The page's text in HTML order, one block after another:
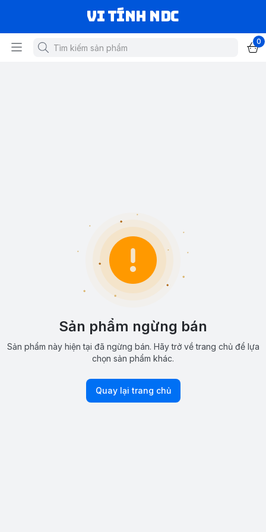
VI TÍNH NDC
0
Sản phẩm ngừng bán
Sản phẩm này hiện tại đã ngừng bán. Hãy trở về trang chủ để lựa
chọn sản phẩm khác.
Quay lại trang chủ